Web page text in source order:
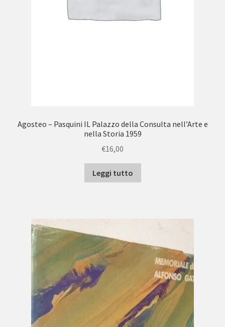
Agosteo – Pasquini IL Palazzo della Consulta nell’Arte e
nella Storia 1959
€16,00
Leggi tutto